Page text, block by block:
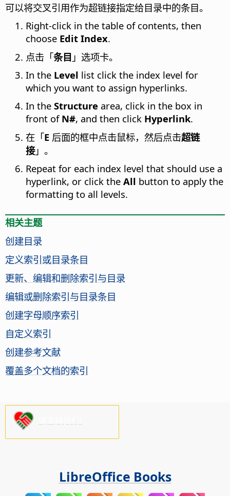
可以将交叉引用作为超链接指定给目录中的条目。
Right-click in the table of contents, then
choose Edit Index.
点击「条目 」选项卡。
In the Level list click the index level for
which you want to assign hyperlinks.
In the Structure area, click in the box in
front of N#, and then click Hyperlink.
在「E 后面的框中点击鼠标，然后点击超链
接」。
Repeat for each index level that should use a
hyperlink, or click the All button to apply the
formatting to all levels.
相关主题
创建目录
定义索引或目录条目
更新、编辑和删除索引与目录
编辑或删除索引与目录条目
创建字母顺序索引
自定义索引
创建参考文献
覆盖多个文档的索引
LibreOffice Books